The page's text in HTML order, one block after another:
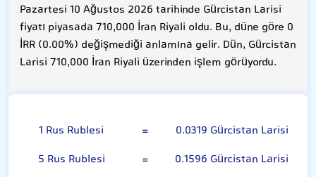
Pazartesi 10 Ağustos 2026 tarihinde Gürcistan Larisi
fiyatı piyasada 710,000 İran Riyali oldu. Bu, düne göre 0
İRR (0.00%) değişmediği anlamına gelir. Dün, Gürcistan
Larisi 710,000 İran Riyali üzerinden işlem görüyordu.
1 Rus Rublesi =
0.0319 Gürcistan Larisi
5 Rus Rublesi
= 0.1596 Gürcistan Larisi